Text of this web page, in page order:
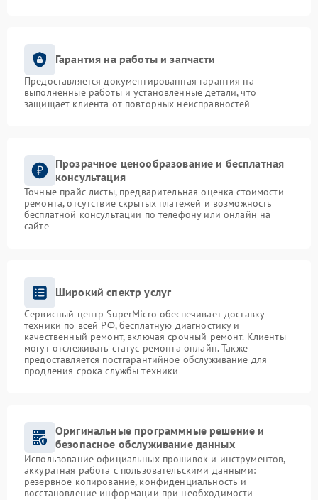
Гарантия на работы и запчасти
Предоставляется документированная гарантия на
выполненные работы и установленные детали, что
защищает клиента от повторных неисправностей
Прозрачное ценообразование и бесплатная
консультация
Точные прайс-листы, предварительная оценка стоимости
ремонта, отсутствие скрытых платежей и возможность
бесплатной консультации по телефону или онлайн на
сайте
Широкий спектр услуг
Сервисный центр SuperMicro обеспечивает доставку
техники по всей РФ, бесплатную диагностику и
качественный ремонт, включая срочный ремонт. Клиенты
могут отслеживать статус ремонта онлайн. Также
предоставляется постгарантийное обслуживание для
продления срока службы техники
Оригинальные программные решение и
безопасное обслуживание данных
Использование официальных прошивок и инструментов,
аккуратная работа с пользовательскими данными:
резервное копирование, конфиденциальность и
восстановление информации при необходимости